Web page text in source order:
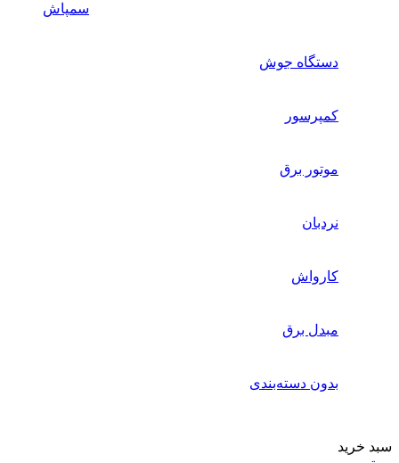
سمپاش
دستگاه جوش
کمپرسور
موتور برق
نردبان
کارواش
مبدل برق
بدون دسته‌بندی
سبد خرید